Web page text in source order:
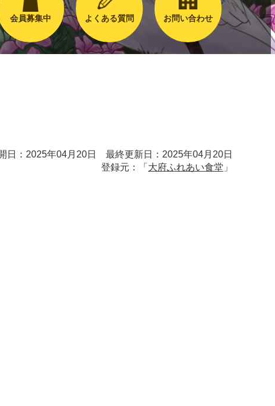
会員募集中 よくある質問 お問い合わせ
日：2025年04月20日 最終更新日：2025年04月20日
登録元：「 大府ふれあい食堂 」